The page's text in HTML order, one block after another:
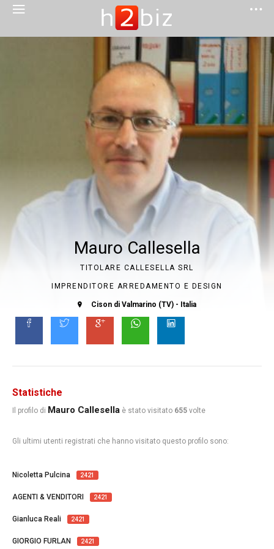
Mauro Callesella
TITOLARE CALLESELLA SRL
IMPRENDITORE ARREDAMENTO E DESIGN
Cison di Valmarino (TV) - Italia
Statistiche
Il profilo di Mauro Callesella è stato visitato 655 volte
Gli ultimi utenti registrati che hanno visitato questo profilo sono:
Nicoletta Pulcina 2421
AGENTI & VENDITORI 2421
Gianluca Reali 2421
GIORGIO FURLAN 2421